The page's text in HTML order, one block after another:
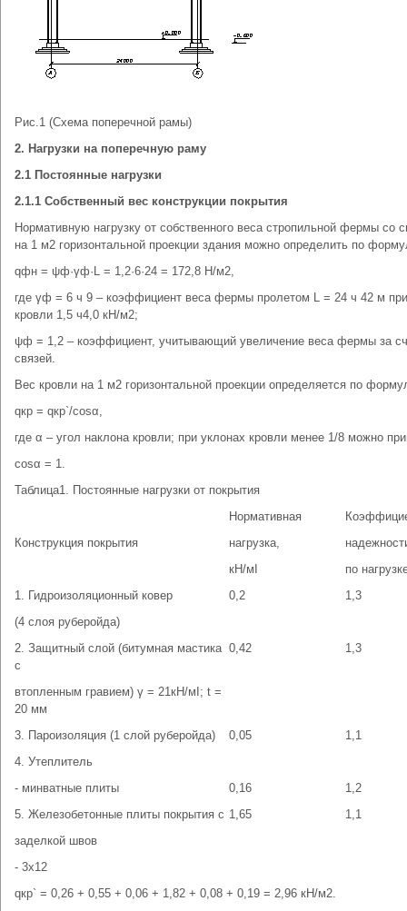
Рис.1 (Схема поперечной рамы)
2. Нагрузки на поперечную раму
2.1 Постоянные нагрузки
2.1.1 Собственный вес конструкции покрытия
Нормативную нагрузку от собственного веса стропильной фермы со
на 1 м2 горизонтальной проекции здания можно определить по
qфн = ψф·γф·L = 1,2·6·24 = 172,8 Н/м2,
где γф = 6 ч 9 – коэффициент веса фермы пролетом L = 24 ч 42 м
кровли 1,5 ч4,0 кН/м2;
ψф = 1,2 – коэффициент, учитывающий увеличение веса фермы за
связей.
Вес кровли на 1 м2 горизонтальной проекции определяется по
qкр = qкр`/cosα,
где α – угол наклона кровли; при уклонах кровли менее 1/8 можно
cosα = 1.
Таблица1. Постоянные нагрузки от покрытия
Нормативная
Конструкция покрытия
нагрузка,
кН/мІ
по
1. Гидроизоляционный ковер
0,2
1,3
(4 слоя руберойда)
2. Защитный слой (битумная мастика
с
0,42 1,3
втопленным гравием) γ = 21кН/мІ; t =
20 мм
3. Пароизоляция (1 слой руберойда)
0,05
1,1
4. Утеплитель
- минватные плиты
0,16
1,2
5. Железобетонные плиты покрытия с 1,65
1,1
заделкой швов
- 3х12
qкр` = 0,26 + 0,55 + 0,06 + 1,82 + 0,08 + 0,19 = 2,96 кН/м2.